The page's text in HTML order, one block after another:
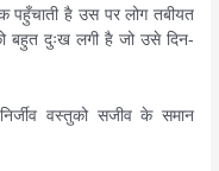
पहुँचाती है उस पर लोग तबीयत
बहुत दुःख लगी है जो उसे दिन-
वस्तुको सजीव के समान